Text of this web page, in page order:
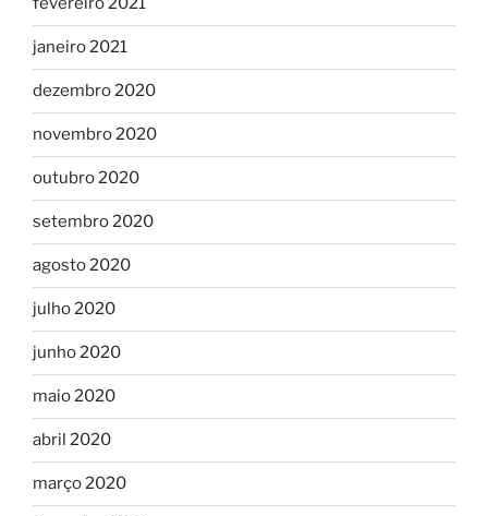
janeiro 2021
dezembro 2020
novembro 2020
outubro 2020
setembro 2020
agosto 2020
julho 2020
junho 2020
maio 2020
abril 2020
março 2020